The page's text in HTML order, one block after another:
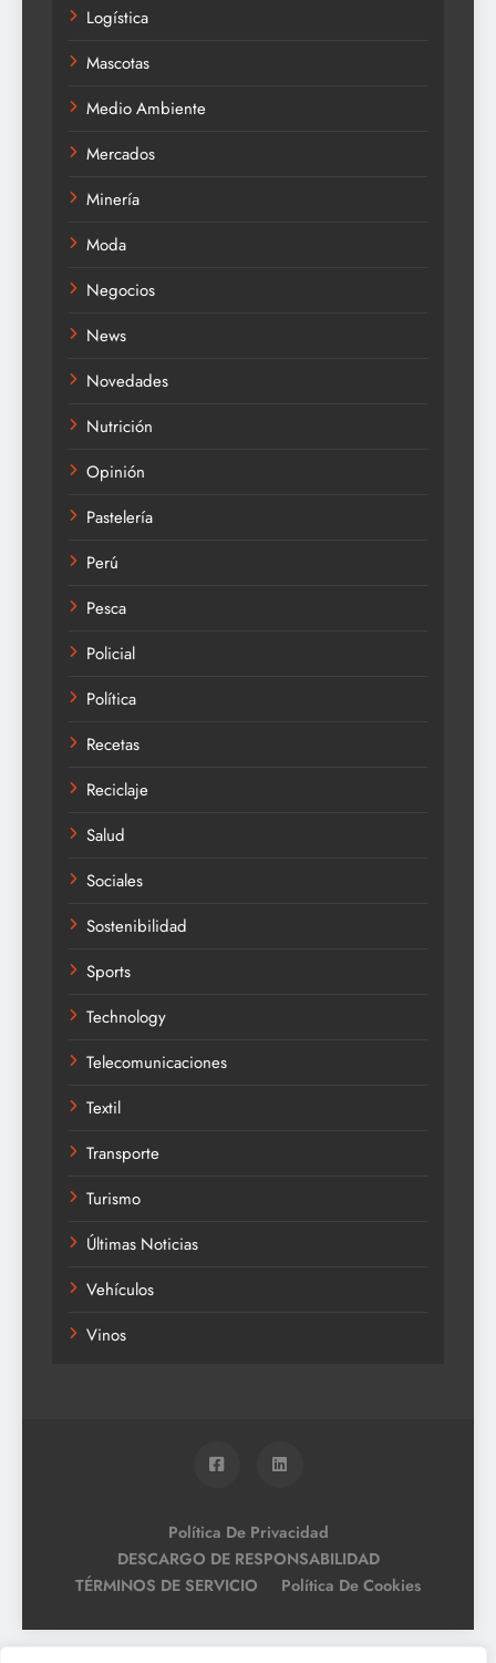
Logística
Mascotas
Medio Ambiente
Mercados
Minería
Moda
Negocios
News
Novedades
Nutrición
Opinión
Pastelería
Perú
Pesca
Policial
Política
Recetas
Reciclaje
Salud
Sociales
Sostenibilidad
Sports
Technology
Telecomunicaciones
Textil
Transporte
Turismo
Últimas Noticias
Vehículos
Vinos
Política De Privacidad
DESCARGO DE RESPONSABILIDAD
TÉRMINOS DE SERVICIO
Política De Cookies